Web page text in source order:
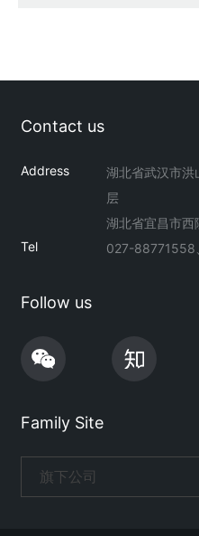
Contact us
Address
湖北省武汉市洪
层
湖北省宜昌市
Tel
027-
Follow us
Family Site
旗下公司